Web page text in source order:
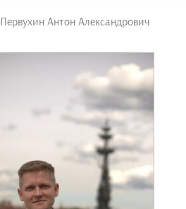
Первухин Антон Александрович